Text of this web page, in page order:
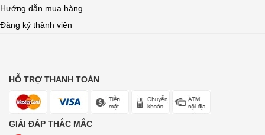
Hướng dẫn mua hàng
Đăng ký thành viên
HỖ TRỢ THANH TOÁN
GIẢI ĐÁP THẮC MẮC